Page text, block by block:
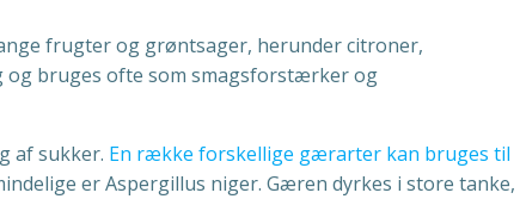
frugter og grøntsager, herunder citroner,
og bruges ofte som smagsforstærker og
af sukker. En række forskellige gærarter kan bruges til
er Aspergillus niger. Gæren dyrkes i store tanke,